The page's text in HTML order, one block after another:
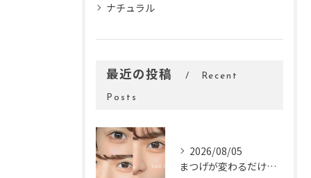
ナチュラル
最近の投稿 Recent
Posts
2026/08/05
まつげが変わるだけで、顔の印象はぐっと変わります。